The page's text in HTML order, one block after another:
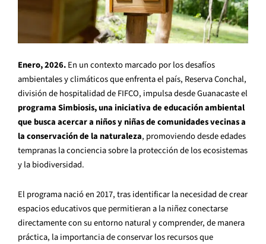
Enero, 2026.En un contexto marcado por los desafíos
ambientales y climáticos que enfrenta el país, Reserva Conchal,
división de hospitalidad de FIFCO, impulsa desde Guanacaste el
programa Simbiosis, una iniciativa de educación ambiental
que busca acercar a niños y niñas de comunidades vecinas a
la conservación de la naturaleza, promoviendo desde edades
tempranas la conciencia sobre la protección de los ecosistemas
y la biodiversidad.
El programa nació en 2017, tras identificar la necesidad de crear
espacios educativos que permitieran a la niñez conectarse
directamente con su entorno natural y comprender, de manera
práctica, la importancia de conservar los recursos que